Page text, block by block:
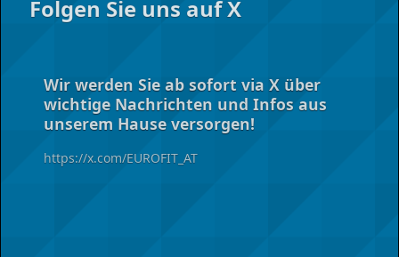
Portal
Folgen Sie uns auf X
Wir werden Sie ab sofort via X über
wichtige Nachrichten und Infos aus
unserem Hause versorgen!
https://x.com/EUROFIT_AT